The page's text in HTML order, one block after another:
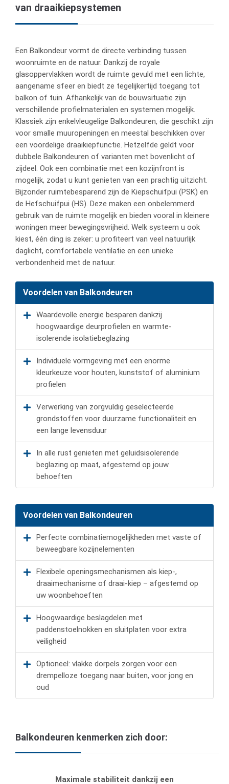
van draaikiepsystemen
Een Balkondeur vormt de directe verbinding tussen
woonruimte en de natuur. Dankzij de royale
glasoppervlakken wordt de ruimte gevuld met een lichte,
aangename sfeer en biedt ze tegelijkertijd toegang tot
balkon of tuin. Afhankelijk van de bouwsituatie zijn
verschillende profielmaterialen en systemen mogelijk.
Klassiek zijn enkelvleugelige Balkondeuren, die geschikt zijn
voor smalle muuropeningen en meestal beschikken over
een voordelige draaikiepfunctie. Hetzelfde geldt voor
dubbele Balkondeuren of varianten met bovenlicht of
zijdeel. Ook een combinatie met een kozijnfront is
mogelijk, zodat u kunt genieten van een prachtig uitzicht.
Bijzonder ruimtebesparend zijn de Kiepschuifpui (PSK) en
de Hefschuifpui (HS). Deze maken een onbelemmerd
gebruik van de ruimte mogelijk en bieden vooral in kleinere
woningen meer bewegingsvrijheid. Welk systeem u ook
kiest, één ding is zeker: u profiteert van veel natuurlijk
daglicht, comfortabele ventilatie en een unieke
verbondenheid met de natuur.
Voordelen van Balkondeuren
Waardevolle energie besparen dankzij
hoogwaardige deurprofielen en warmte-
isolerende isolatiebeglazing
Individuele vormgeving met een enorme
kleurkeuze voor houten, kunststof of aluminium
profielen
Verwerking van zorgvuldig geselecteerde
grondstoffen voor duurzame functionaliteit en
een lange levensduur
In alle rust genieten met geluidsisolerende
beglazing op maat, afgestemd op jouw
behoeften
Voordelen van Balkondeuren
Perfecte combinatiemogelijkheden met vaste of
beweegbare kozijnelementen
Flexibele openingsmechanismen als kiep-,
draaimechanisme of draai-kiep – afgestemd op
uw woonbehoeften
Hoogwaardige beslagdelen met
paddenstoelnokken en sluitplaten voor extra
veiligheid
Optioneel: vlakke dorpels zorgen voor een
drempelloze toegang naar buiten, voor jong en
oud
Balkondeuren kenmerken zich door:
Maximale stabiliteit dankzij een